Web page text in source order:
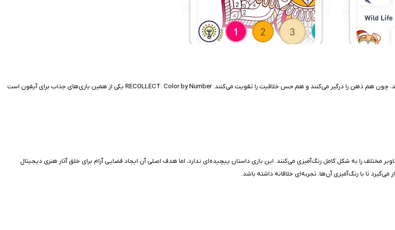
بازی‌های رنگ‌آمیزی دیجیتال همیشه یکی از محبوب‌ترین سرگرمی‌های آرامش‌بخش در موبایل بوده‌اند، چون هم ذهن را درگیر می‌کنند و هم حس خلاقیت را تقویت می‌کنند. RECOLLECT: Color by Number یکی از همین بازی‌های جذاب برای آیفون است
مختلف را به شکل کامل رنگ‌آمیزی می‌کنند. این بازی داستان پیچیده‌ای ندارد، اما هدف اصلی آن ایجاد فضایی آرام برای خلق آثار هنری دیجیتال
تا با رنگ‌آمیزی آن‌ها، تجربه‌ای خلاقانه داشته باشد.